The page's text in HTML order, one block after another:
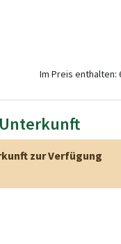
Im Preis enthalten:
zur Verfügung